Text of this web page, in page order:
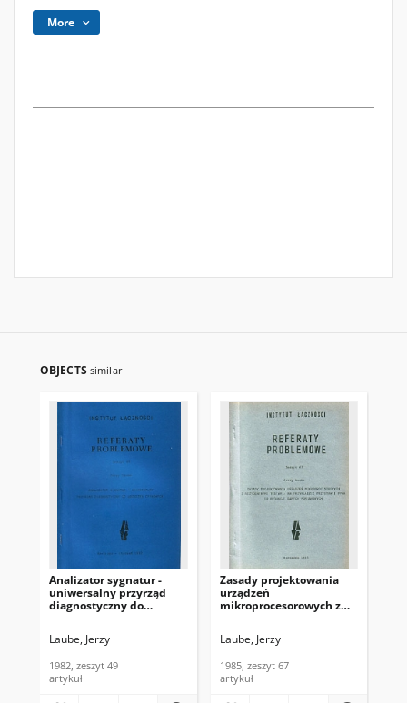
More
OBJECTS similar
Analizator sygnatur -
uniwersalny przyrząd
diagnostyczny do
1982, zeszyt 49
Laube, Jerzy
1982, zeszyt 49
artykuł
Zasady projektowania
urządzeń
mikroprocesorowych z
przystawki PPWA do
pomiarowych. Referaty
Problemowe, 1985, zeszyt
Laube, Jerzy
1985, zeszyt 67
artykuł